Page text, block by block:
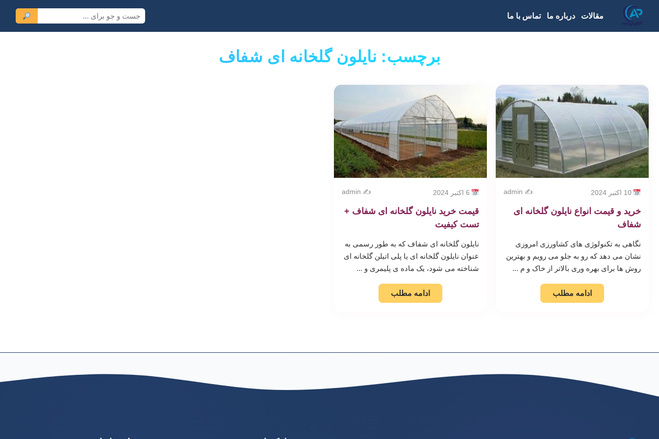
مقالات درباره ما تماس با ما
برچسب: نایلون گلخانه ای شفاف
10 اکتبر 2024 ✍️ admin
خرید و قیمت انواع نایلون گلخانه ای
شفاف
نگاهی به تکنولوژی های کشاورزی امروزی
نشان می دهد که رو به جلو می رویم و بهترین
روش ها برای بهره وری بالاتر از خاک و م ...
ادامه مطلب
✍️ admin
قیمت خرید نایلون گلخانه ای شفاف +
تست کیفیت
نایلون گلخانه ای شفاف که به طور رسمی به
عنوان نایلون گلخانه ای یا پلی اتیلن گلخانه ای
شناخته می شود، یک ماده ی پلیمری و ...
ادامه مطلب